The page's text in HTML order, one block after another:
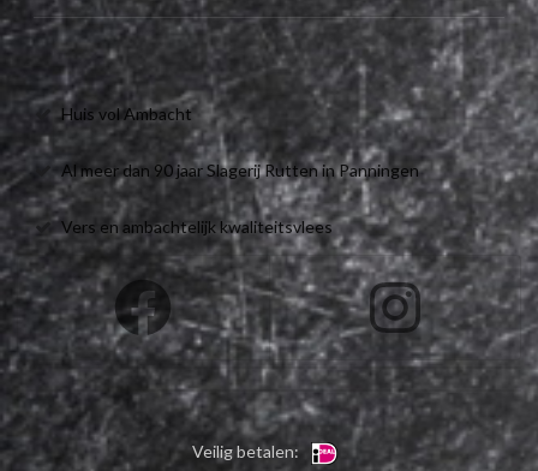
Huis vol Ambacht
Al meer dan 90 jaar Slagerij Rutten in Panningen
Vers en ambachtelijk kwaliteitsvlees
Veilig betalen: